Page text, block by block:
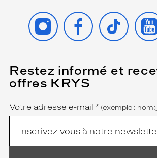
INSTAGRAMFACEBOOK
TIKTOK
Restez informé et
offres KRYS
Name
Votre adresse e-mail *
(Ce
champ
est
(exemple :